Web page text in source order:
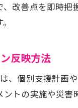
改善点を即時
反映方法
、個別支援計画
トの実施や災